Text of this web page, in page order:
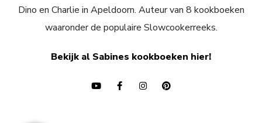
Dino en Charlie in Apeldoorn. Auteur van 8 kookboeken
waaronder de populaire Slowcookerreeks.
Bekijk al Sabines kookboeken hier!